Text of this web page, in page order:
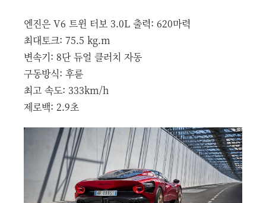
엔진은 V6 트윈 터보 3.0L 출력: 620마력
최대토크: 75.5 kg.m
변속기: 8단 듀얼 클러치 자동
구동방식: 후륜
최고 속도: 333km/h
제로백: 2.9초